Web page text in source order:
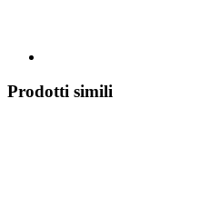
Prodotti simili